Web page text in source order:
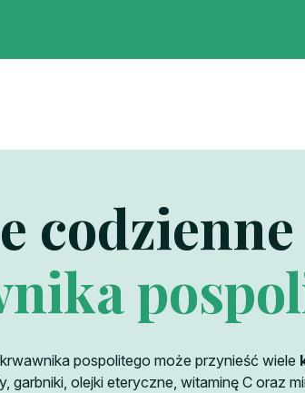
pospolitego może przynieść wiele
garbniki, olejki eteryczne, witaminę C oraz